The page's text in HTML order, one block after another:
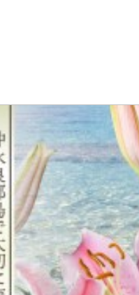
ウィスキ